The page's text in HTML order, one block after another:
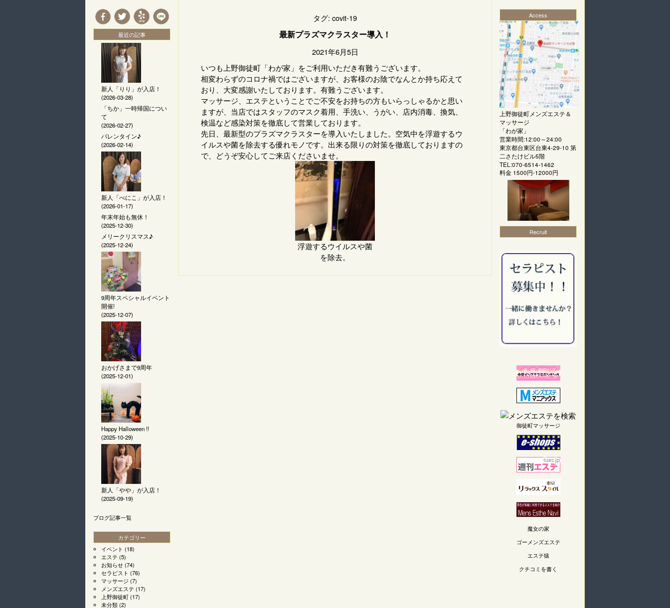
タグ: covit-19
最新プラズマクラスター導入！
2021年6月5日
いつも上野御徒町「わが家」をご利用いただき有難うございます。
相変わらずのコロナ禍ではございますが、お客様のお陰でなんとか持ち応えて
おり、大変感謝いたしております。有難うございます。
マッサージ、エステということでご不安をお持ちの方もいらっしゃるかと思い
ますが、当店ではスタッフのマスク着用、手洗い、うがい、店内消毒、換気、
検温など感染対策を徹底して営業しております。
先日、最新型のプラズマクラスターを導入いたしました。空気中を浮遊するウ
イルスや菌を除去する優れモノです。出来る限りの対策を徹底しておりますの
で、どうぞ安心してご来店くださいませ。
浮遊するウイルスや菌
を除去。
最近の記事
新人「りり」が入店！
(2026-03-28)
「ちか」一時帰国につい
て
(2026-02-27)
バレンタイン♪
(2026-02-14)
新人「べにこ」が入店！
(2026-01-17)
年末年始も無休！
(2025-12-30)
メリークリスマス♪
(2025-12-24)
9周年スペシャルイベント
開催!
(2025-12-07)
おかげさまで9周年
(2025-12-01)
Happy Halloween !!
(2025-10-29)
新人「やや」が入店！
(2025-09-19)
ブログ記事一覧
カテゴリー
イベント (18)
エステ (5)
お知らせ(74)
セラピスト (76)
マッサージ (7)
メンズエステ (17)
上野御徒町(17)
未分類(2)
Access
上野御徒町メンズエステ＆
マッサージ
「わが家 」
営業時間:12:00～24:00
東京都台東区台東4-29-10 第
二さたけビル5階
TEL:070-6514-1462
料金 1500円-12000円
Recruit
御徒町マッサージ
魔女の家
ゴーメンズエステ
エステ猿
クチコミを書く